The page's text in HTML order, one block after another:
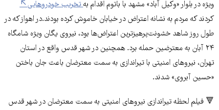
ویژه در بلوار «وکیل آباد» مشهد با باتوم اقدام بهتخریب خودروهایی
کردند که مردم به نشانه اعتراض در خیابان خاموش کرده بودند.در اهواز که در
طول روز شاهد خشونت‌­پرهیزترین اعتراض­‌ها بود، نیروی یگان ویژه شامگاه
۲۴ آبان به معترضین حمله برد. همچنین در شهر قدس واقع در استان
تهران، نیروهای امنیتی با تیراندازی به سمت معترضان باعث جان باختن
«حسین آبروی» شدند.
🔻 فیلم لحظه تیراندازی نیروهای امنیتی به سمت معترضان در شهر قدس